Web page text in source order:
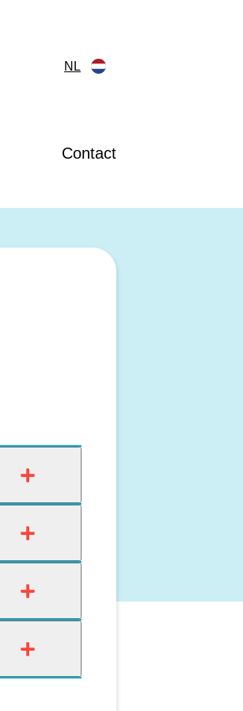
NL
Contact